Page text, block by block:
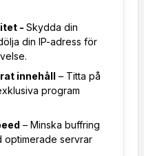
- Skydda din
din IP-adress för
innehåll – Titta på
program
– Minska buffring
optimerade servrar